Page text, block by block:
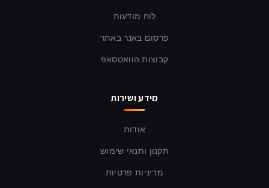
לוח מודעות
פרסום באנר באתר
קבוצות הוואטסאפ
מידע ושירות
אודות
תקנון ותנאי שימוש
מדיניות פרטיות